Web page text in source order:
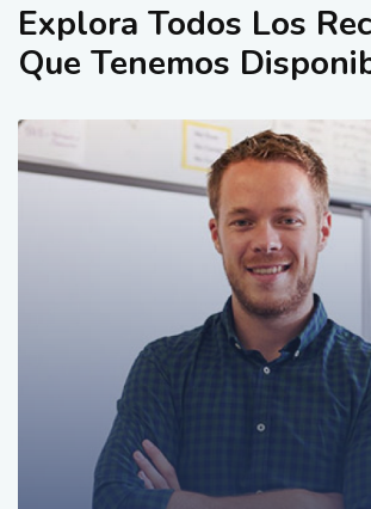
CONTACTANOS
Explora Todos Los
Que Tenemos